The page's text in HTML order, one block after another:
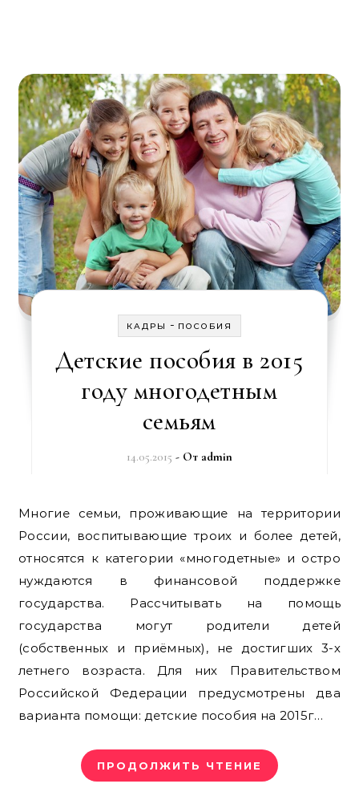
КАДРЫ - ПОСОБИЯ
Детские пособия в 2015
году многодетным
семьям
14.05.2015 - От admin
Многие семьи, проживающие на территории
России, воспитывающие троих и более детей,
относятся к категории «многодетные» и остро
нуждаются в финансовой поддержке
государства. Рассчитывать на помощь
государства могут родители детей
(собственных и приёмных), не достигших 3-х
летнего возраста. Для них Правительством
Российской Федерации предусмотрены два
варианта помощи: детские пособия на 2015г…
ПРОДОЛЖИТЬ ЧТЕНИЕ